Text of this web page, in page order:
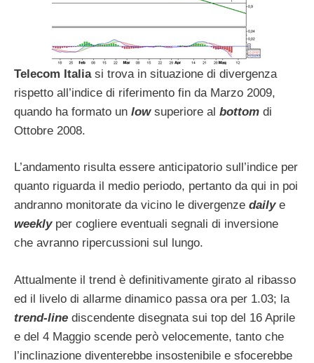
Telecom Italiasi trova in situazione di divergenza
rispetto all’indice di riferimento fin da Marzo 2009,
quando ha formato un low superiore al bottom di
Ottobre 2008.
L’andamento risulta essere anticipatorio sull’indice per
quanto riguarda il medio periodo, pertanto da qui in poi
andranno monitorate da vicino le divergenze daily e
weekly per cogliere eventuali segnali di inversione
che avranno ripercussioni sul lungo.
Attualmente il trend è definitivamente girato al ribasso
ed il livelo di allarme dinamico passa ora per 1.03; la
trend-line discendente disegnata sui top del 16 Aprile
e del 4 Maggio scende però velocemente, tanto che
l’inclinazione diventerebbe insostenibile e sfocerebbe